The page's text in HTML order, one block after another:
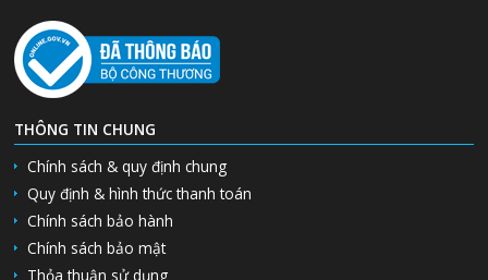
THÔNG TIN CHUNG
Chính sách & quy định chung
Quy định & hình thức thanh toán
Chính sách bảo hành
Chính sách bảo mật
Thỏa thuận sử dụng